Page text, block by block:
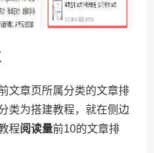
文章页所属分类的文章排
类为搭建教程，就在侧边
程阅读量前10的文章排